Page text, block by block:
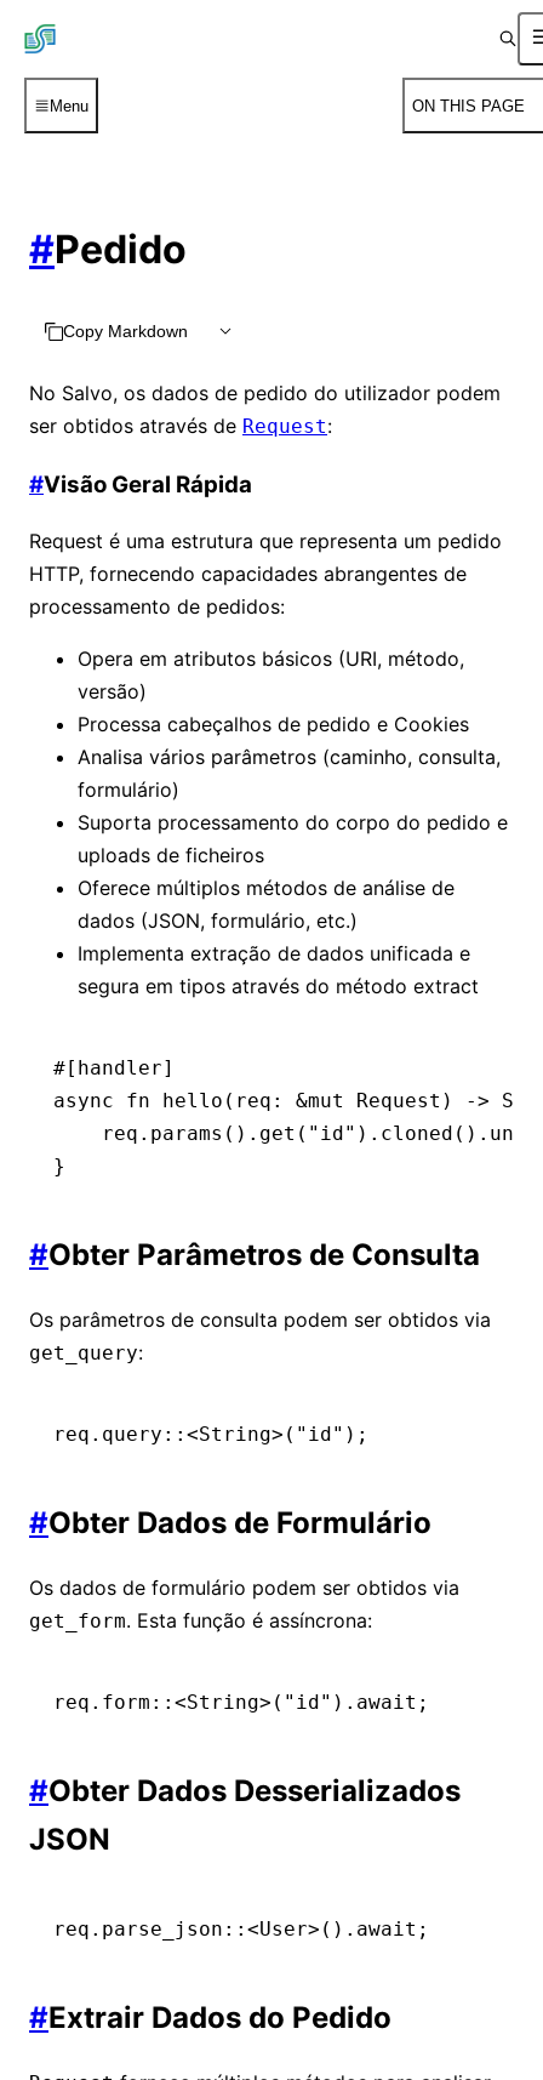
Menu ON THIS PAGE
#Pedido
Copy Markdown
No Salvo, os dados de pedido do utilizador podem
ser obtidos através de Request:
#Visão Geral Rápida
Request é uma estrutura que representa um pedido
HTTP, fornecendo capacidades abrangentes de
processamento de pedidos:
Opera em atributos básicos (URI, método,
versão)
Processa cabeçalhos de pedido e Cookies
Analisa vários parâmetros (caminho, consulta,
formulário)
Suporta processamento do corpo do pedido e
uploads de ficheiros
Oferece múltiplos métodos de análise de
dados (JSON, formulário, etc.)
Implementa extração de dados unificada e
segura em tipos através do método extract
#[handler]
async fn hello (req : &mut Request ) ->
    req
. params () . get ( "id" ) . cloned () .
}
#Obter Parâmetros de Consulta
Os parâmetros de consulta podem ser obtidos via
get_query:
req . query :: <String>( "id" );
#Obter Dados de Formulário
Os dados de formulário podem ser obtidos via
get_form. Esta função é assíncrona:
req . form :: <String>( "id" ) .await ;
#Obter Dados Desserializados
JSON
req . parse_json :: <User>() .await ;
#Extrair Dados do Pedido